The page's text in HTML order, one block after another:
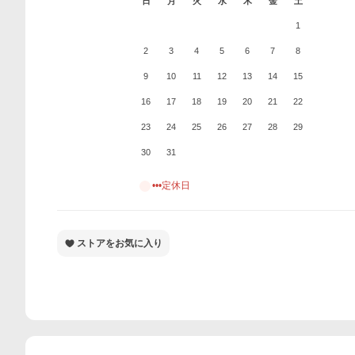
1
2 3 4 5 6 7 8
9 10 11 12 13 14 15
16 17 18 19 20 21 22
23 24 25 26 27 28 29
30 31
•••定休日
ストアをお気に入り